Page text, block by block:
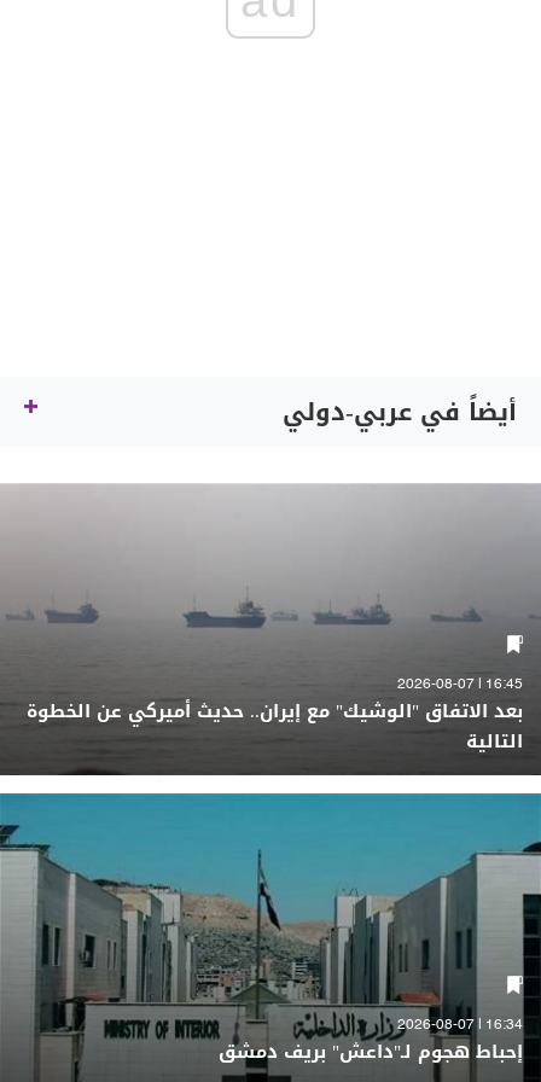
أيضاً في عربي-دولي
16:45 | 2026-08-07
بعد الاتفاق "الوشيك" مع إيران.. حديث أميركي عن الخطوة
التالية
16:34 | 2026-08-07
إحباط هجوم لـ"داعش" بريف دمشق